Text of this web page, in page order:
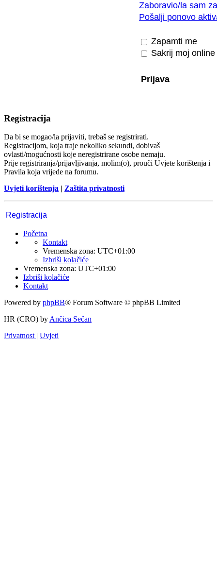
Zaboravio/la sam
Pošalji ponovo
Zapamti me
Sakrij moj
Registracija
Da bi se mogao/la prijaviti, trebaš se registrirati.
Registracijom, koja traje nekoliko sekundi, dobivaš
ovlasti/mogućnosti koje neregistrirane osobe nemaju.
Prije registriranja/prijavljivanja, molim(o), prouči Uvjete korištenja i
Pravila koja vrijede na forumu.
Uvjeti korištenja | Zaštita privatnosti
Registracija
Početna
Kontakt
Vremenska zona: UTC+01:00
Izbriši kolačiće
Vremenska zona: UTC+01:00
Izbriši kolačiće
Kontakt
Powered by phpBB® Forum Software © phpBB Limited
HR (CRO) byAnčica Sečan
Privatnost | Uvjeti